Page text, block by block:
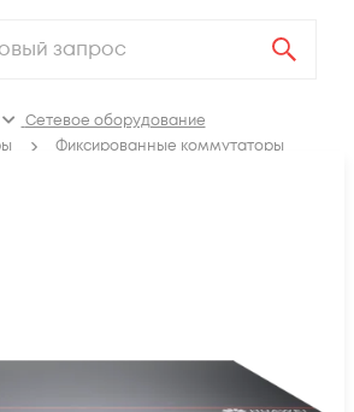
Сетевое оборудование
Фиксированные коммутаторы